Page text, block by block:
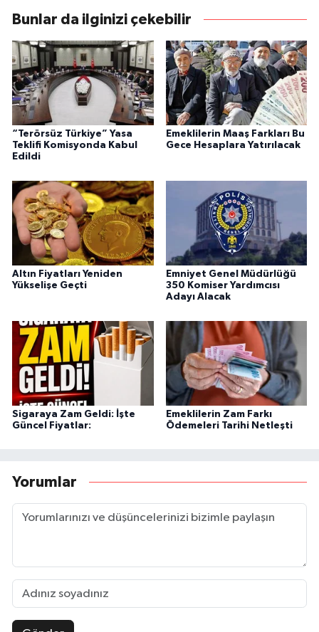
Bunlar da ilginizi çekebilir
“Terörsüz Türkiye” Yasa
Teklifi Komisyonda Kabul
Edildi
Emeklilerin Maaş Farkları Bu
Gece Hesaplara Yatırılacak
Altın Fiyatları Yeniden
Yükselişe Geçti
Emniyet Genel Müdürlüğü
350 Komiser Yardımcısı
Adayı Alacak
Sigaraya Zam Geldi: İşte
Güncel Fiyatlar:
Emeklilerin Zam Farkı
Ödemeleri Tarihi Netleşti
Yorumlar